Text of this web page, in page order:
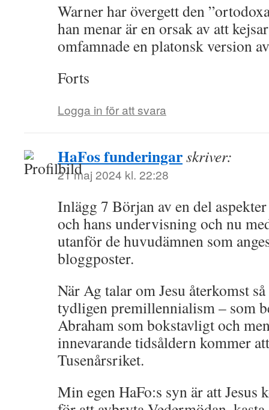
Warner har övergett den
han menar är en orsak av att
omfamnade en platonsk version
Forts
Logga in för att svara
HaFos funderingarskriver:
21 maj 2024 kl. 22:28
Inlägg 7 Början av en del
och hans undervisning och nu
utanför de huvudämnen som
bloggposter.
När Ag talar om Jesu återkomst
tydligen premillennialism – som
Abraham som bokstavligt och
innevarande tidsåldern kommer
Tusenårsriket.
Min egen HaFo:s syn är att Jesus